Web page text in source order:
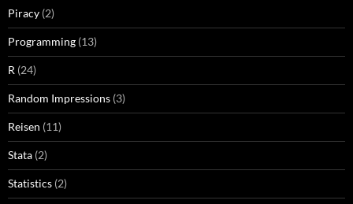
Piracy (2)
Programming (13)
R (24)
Random Impressions (3)
Reisen (11)
Stata (2)
Statistics (2)